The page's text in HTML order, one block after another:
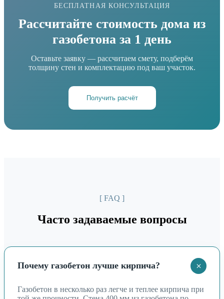
БЕСПЛАТНАЯ КОНСУЛЬТАЦИЯ
Рассчитайте стоимость дома из
газобетона за 1 день
Оставьте заявку — рассчитаем смету, подберём
толщину стен и комплектацию под ваш участок.
Получить расчёт
[ FAQ ]
Часто задаваемые вопросы
Почему газобетон лучше кирпича? +
Газобетон в несколько раз легче и теплее кирпича при